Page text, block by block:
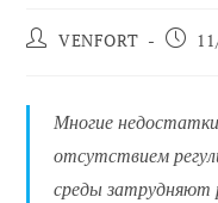
АвторVENFORT
Многие
отсутствием
среды затрудняют